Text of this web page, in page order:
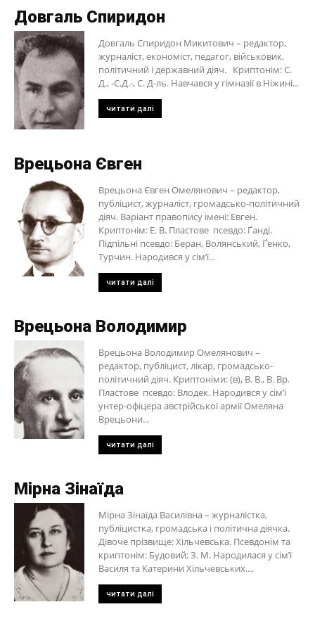
Довгаль Спиридон
Довгаль Спиридон Микитович – редактор,
журналіст, економіст, педагог, військовик,
політичний і державний діяч. Криптонім: С.
Д., -С.Д.-, С. Д-ль. Навчався у гімназії в Ніжині...
читати далі
Врецьона Євген
Врецьона Євген Омелянович – редактор,
публіцист, журналіст, громадсько-політичний
діяч. Варіант правопису імені: Евген.
Криптонім: Е. В. Пластове псевдо: Ґанді.
Підпільні псевдо: Беран, Волянський, Ґенко,
Турчин. Народився у сім’ї...
читати далі
Врецьона Володимир
Врецьона Володимир Омелянович –
редактор, публіцист, лікар, громадсько-
політичний діяч. Криптоніми: (в), В. В., В. Вр.
Пластове псевдо: Влодек. Народився у сім’ї
унтер-офіцера австрійської армії Омеляна
Врецьони...
читати далі
Мірна Зінаїда
Мірна Зінаїда Василівна – журналістка,
публіцистка, громадська і політична діячка.
Дівоче прізвище: Хільчевська. Псевдонім та
криптонім: Будовий; З. М. Народилася у сім’ї
Василя та Катерини Хільчевських....
читати далі